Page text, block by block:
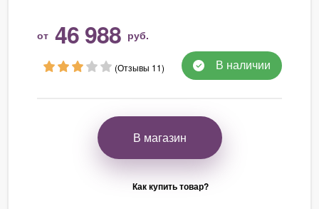
от 46 988 руб.
(Отзывы 11) В наличии
В магазин
Как купить товар?